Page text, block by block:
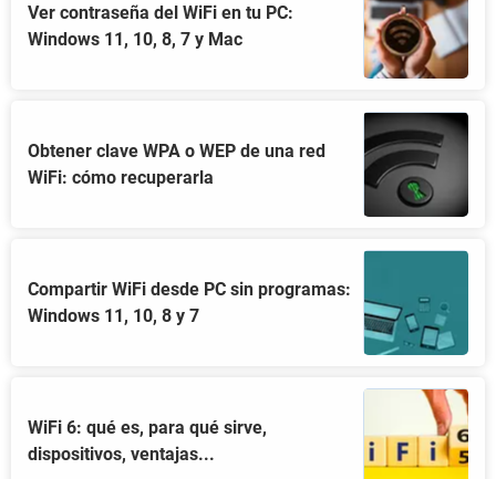
Ver contraseña del WiFi en tu PC:
Windows 11, 10, 8, 7 y Mac
Obtener clave WPA o WEP de una red
WiFi: cómo recuperarla
Compartir WiFi desde PC sin programas:
Windows 11, 10, 8 y 7
WiFi 6: qué es, para qué sirve,
dispositivos, ventajas...